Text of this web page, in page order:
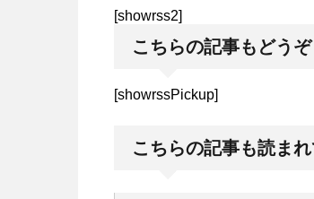
[showrss2]
こちらの記事もどうぞ
[showrssPickup]
こちらの記事も読ま